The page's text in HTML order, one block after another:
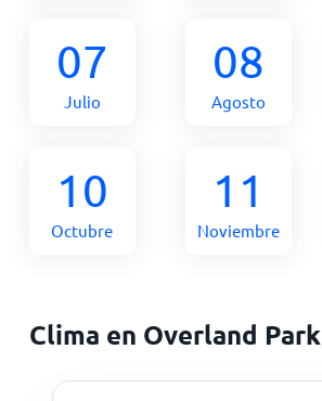
07
Julio
08
Agosto
10
Octubre
11
Noviembre
Clima en Overland Park